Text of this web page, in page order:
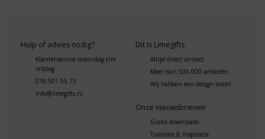
Hulp of advies nodig?
Klantenservice maandag t/m
vrijdag
076 501 55 73
info@limegifts.nl
Dit is Limegifts
Altijd direct contact
Meer dan 500.000 artikelen
Wij hebben een design team!
Onze nieuwsbrieven
Gratis downloads
Tutorials & Inspiratie